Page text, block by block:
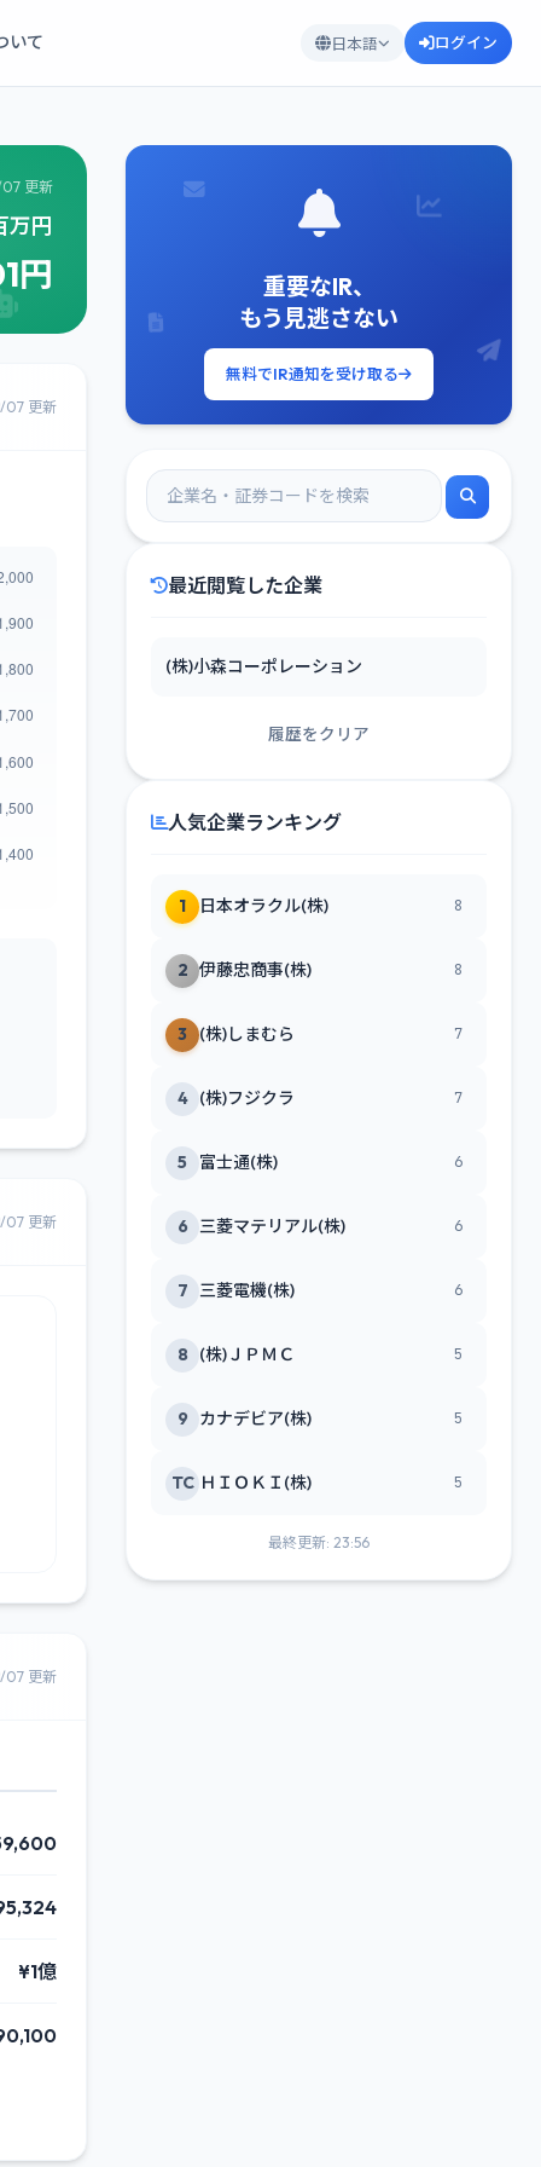
いて 日本語 ログイン
更新
万円
円
更新
更新
更新
¥1億
重要なIR、
もう見逃さない
無料でIR通知を受け取る
最近閲覧した企業
(株)小森コーポレーション
履歴をクリア
人気企業ランキング
1 日本オラクル(株) 8
2 伊藤忠商事(株) 8
3 (株)しまむら 7
4 (株)フジクラ 7
5 富士通(株) 6
6 三菱マテリアル(株) 6
7 三菱電機(株) 6
8 (株)ＪＰＭＣ 5
9 カナデビア(株) 5
TC ＨＩＯＫＩ(株) 5
最終更新: 23:56